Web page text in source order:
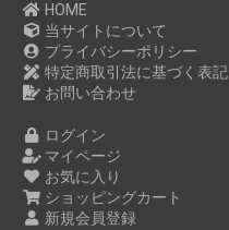
HOME
当サイトについて
プライバシーポリシー
特定商取引法に基づく表記
お問い合わせ
ログイン
マイページ
お気に入り
ショッピングカート
新規会員登録